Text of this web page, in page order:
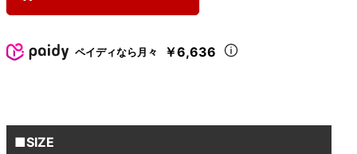
ペイディなら月々 ￥6,636
■SIZE